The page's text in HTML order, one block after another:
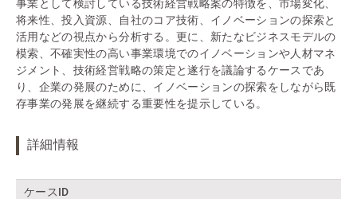
事業として検討している技術経営戦略案の特徴を、市場変化、
将来性、投入資源、自社のコア技術、イノベーションの探索と
活用などの視点から分析する。更に、新たなビジネスモデルの
模索、不確実性の高い事業環境でのイノベーションや人材マネ
ジメント、技術経営戦略の策定と遂行を議論するケースであ
り、企業の発展のために、イノベーションの探索をしながら既
存事業の発展を継続する重要性を提示している。
詳細情報
ケースID